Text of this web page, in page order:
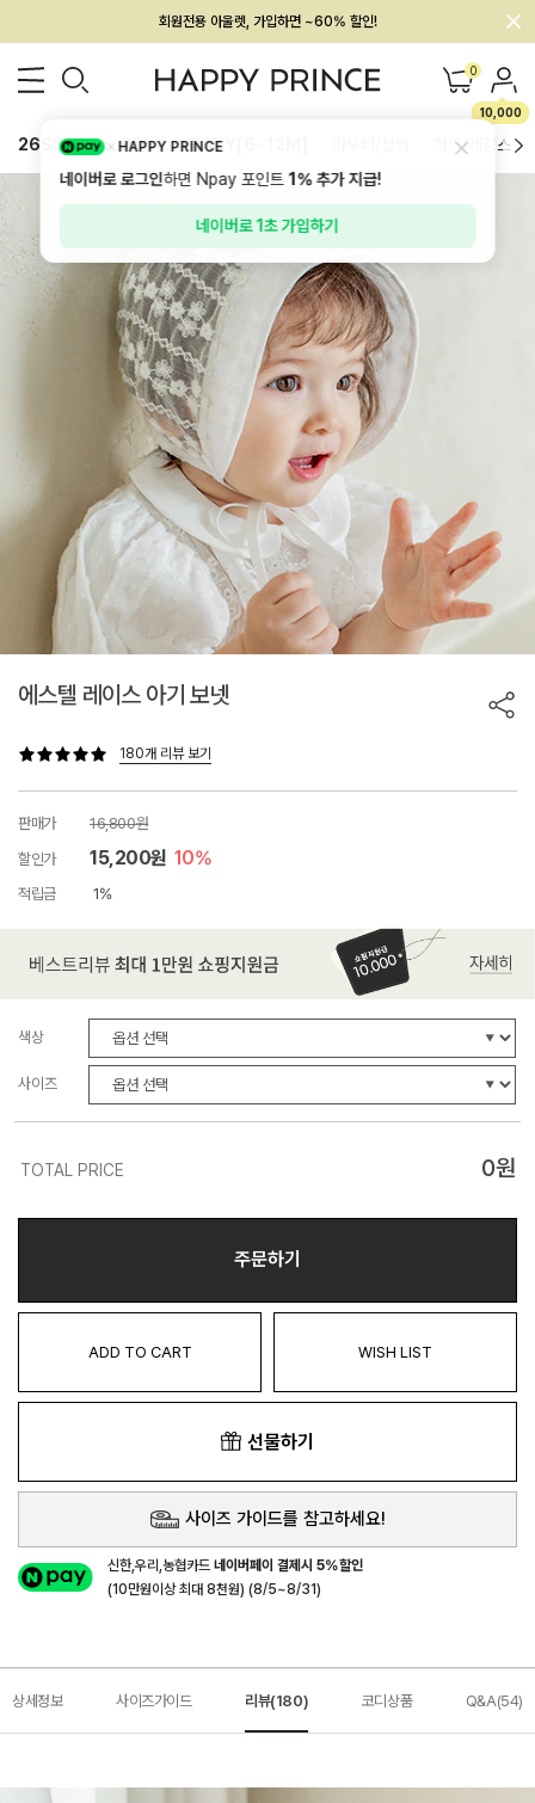
회원전용 아울렛, 가입하면 ~60% 할인!
멤버십 최대 28,000원 혜택 0
10,000
26SS 신상 BEST BABY[6~12M] 하의/레깅스
에스텔 레이스 아기 보넷
180개 리뷰 보기
판매가
16,800원
할인가
15,200원 10%
적립금 1%
색상
사이즈
TOTAL PRICE 0원
주문하기
ADD TO CART WISH LIST
선물하기
사이즈 가이드를 참고하세요!
신한,우리,농협카드네이버페이 결제시 5%할인
(10만원이상 최대 8천원) (8/5~8/31)
상세정보 사이즈가이드 리뷰(180) 코디상품 Q&A(54)
HAPPY PRINCE
네이버로 로그인하면 Npay 포인트1%추가 지급!
네이버로 1초 가입하기